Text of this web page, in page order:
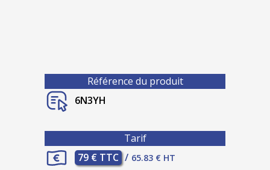
Référence du produit
6N3YH
Tarif
79 € TTC / 65.83 € HT